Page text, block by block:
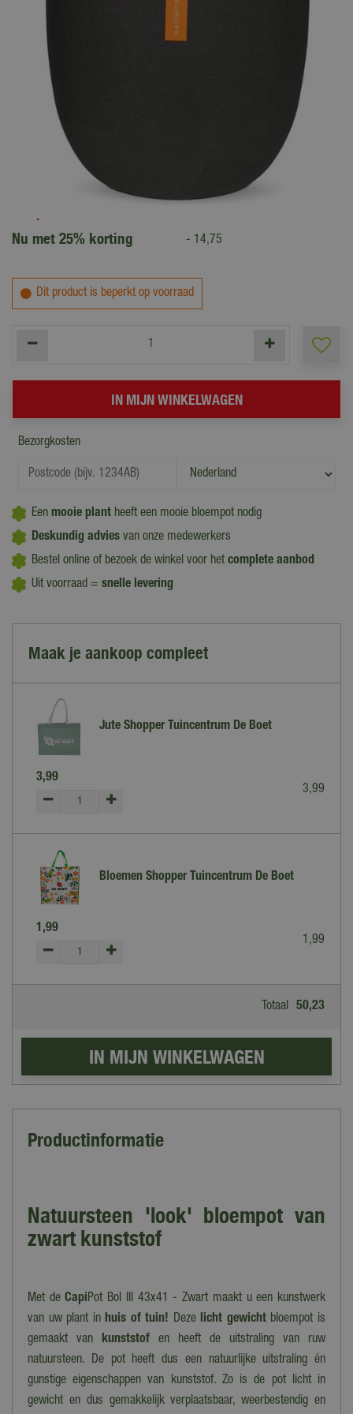
Nu met 25% korting - 14,75
Dit product is beperkt op voorraad
Bezorgkosten
Een mooie plant heeft een mooie bloempot nodig
Deskundig advies van onze medewerkers
Bestel online of bezoek de winkel voor het complete aanbod
Uit voorraad = snelle levering
Maak je aankoop compleet
Jute Shopper Tuincentrum De Boet
3,99
3,99
Bloemen Shopper Tuincentrum De Boet
1 ,99
1 ,99
Totaal 50,23
Productinformatie
Natuursteen 'look' bloempot van
zwart kunststof
Met de CapiPot Bol III 43x41 - Zwart maakt u een kunstwerk
van uw plant inhuis of tuin! Deze licht gewicht bloempot is
gemaakt van kunststof en heeft de uitstraling van ruw
natuursteen. De pot heeft dus een natuurlijke uitstraling én
gunstige eigenschappen van kunststof. Zo is de pot licht in
gewicht en dus gemakkelijk verplaatsbaar, weerbestendig en